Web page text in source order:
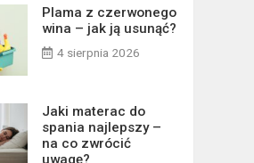
Plama z czerwonego
wina – jak ją usunąć?
4 sierpnia 2026
Jaki materac do
spania najlepszy –
na co zwrócić
uwagę?